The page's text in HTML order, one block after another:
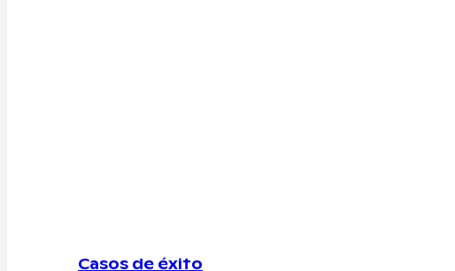
Casos de éxito